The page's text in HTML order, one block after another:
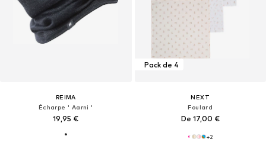
REIMA
Écharpe ' Aarni '
19,95 €
Pack de 4
NEXT
Foulard
De 17,00 €
+2